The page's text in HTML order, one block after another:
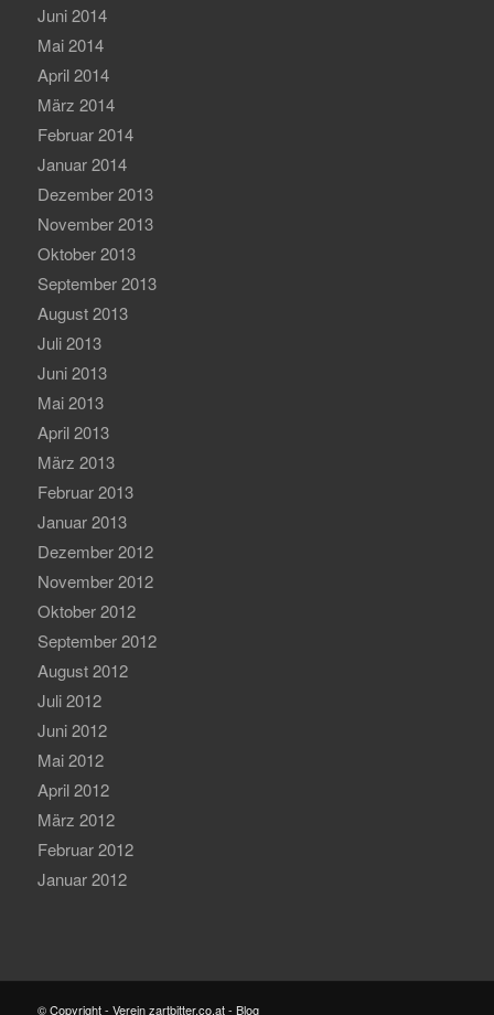
Juni 2014
Mai 2014
April 2014
März 2014
Februar 2014
Januar 2014
Dezember 2013
November 2013
Oktober 2013
September 2013
August 2013
Juli 2013
Juni 2013
Mai 2013
April 2013
März 2013
Februar 2013
Januar 2013
Dezember 2012
November 2012
Oktober 2012
September 2012
August 2012
Juli 2012
Juni 2012
Mai 2012
April 2012
März 2012
Februar 2012
Januar 2012
© Copyright - Verein zartbitter.co.at - Blog